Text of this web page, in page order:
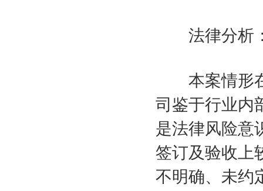
法律分析
本案情形在
司鉴于行业内
是法律风险意
签订及验收上
不明确、未约